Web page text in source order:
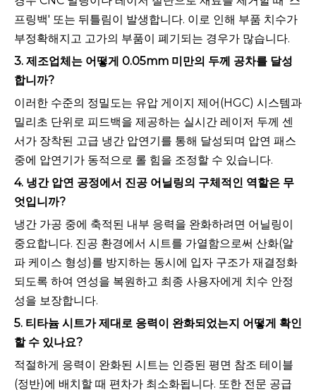
프링백' 또는 뒤틀림이 발생합니다. 이로 인해 부품 치수가
부정확해지고 고가의 부품이 폐기되는 경우가 많습니다.
3. 제조업체는 어떻게 0.05mm 미만의 두께 공차를 달성
합니까?
이러한 수준의 정밀도는 유압 게이지 제어(HGC) 시스템과
밀리초 단위로 피드백을 제공하는 실시간 레이저 두께 센
서가 장착된 고급 냉간 압연기를 통해 달성되며 압연 패스
중에 압연기가 동적으로 롤 힘을 조정할 수 있습니다.
4. 냉간 압연 공정에서 진공 어닐링의 구체적인 역할은 무
엇입니까?
냉간 가공 중에 축적된 내부 응력을 완화하려면 어닐링이
중요합니다. 진공 환경에서 시트를 가열함으로써 산화(알
파 케이스 형성)를 방지하는 동시에 입자 구조가 재결정화
되도록 하여 연성을 복원하고 최종 사용자에게 치수 안정
성을 보장합니다.
5. 티타늄 시트가 제대로 응력이 완화되었는지 어떻게 확인
할 수 있나요?
적절하게 응력이 완화된 시트는 인증된 평면 참조 테이블
(정반)에 배치할 때 편차가 최소화됩니다. 또한 전문 공급